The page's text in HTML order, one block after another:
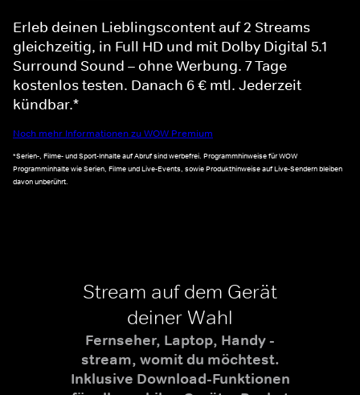
Erleb deinen Lieblingscontent auf 2 Streams
gleichzeitig, in Full HD und mit Dolby Digital 5.1
Surround Sound – ohne Werbung. 7 Tage
kostenlos testen. Danach 6 € mtl. Jederzeit
kündbar.*
Noch mehr Informationen zu WOW Premium
*Serien-, Filme- und Sport-Inhalte auf Abruf sind werbefrei. Programmhinweise für WOW
Programminhalte wie Serien, Filme und Live-Events, sowie Produkthinweise auf Live-Sendern bleiben
davon unberührt.
Stream auf dem Gerät
deiner Wahl
Fernseher, Laptop, Handy -
stream, womit du möchtest.
Inklusive Download-Funktionen